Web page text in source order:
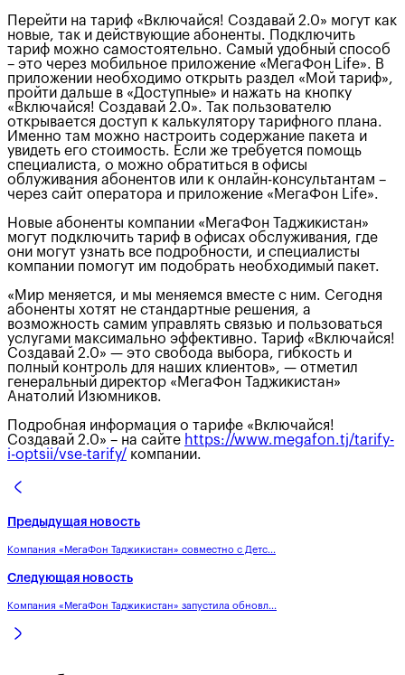
Перейти на тариф «Включайся! Создавай 2.0» могут как
новые, так и действующие абоненты. Подключить
тариф можно самостоятельно. Самый удобный способ
– это через мобильное приложение «МегаФон Life». В
приложении необходимо открыть раздел «Мой тариф»,
пройти дальше в «Доступные» и нажать на кнопку
«Включайся! Создавай 2.0». Так пользователю
открывается доступ к калькулятору тарифного плана.
Именно там можно настроить содержание пакета и
увидеть его стоимость. Если же требуется помощь
специалиста, о можно обратиться в офисы
облуживания абонентов или к онлайн-консультантам –
через сайт оператора и приложение «МегаФон Life».
Новые абоненты компании «МегаФон Таджикистан»
могут подключить тариф в офисах обслуживания, где
они могут узнать все подробности, и специалисты
компании помогут им подобрать необходимый пакет.
«Мир меняется, и мы меняемся вместе с ним. Сегодня
абоненты хотят не стандартные решения, а
возможность самим управлять связью и пользоваться
услугами максимально эффективно. Тариф «Включайся!
Создавай 2.0» — это свобода выбора, гибкость и
полный контроль для наших клиентов», — отметил
генеральный директор «МегаФон Таджикистан»
Анатолий Изюмников.
Подробная информация о тарифе «Включайся!
Создавай 2.0» – на сайте https://www.megafon.tj/tarify-
i-optsii/vse-tarify/ компании.
Предыдущая новость
Компания «МегаФон Таджикистан» совместно с Детс...
Следующая новость
Компания «МегаФон Таджикистан» запустила обновл...